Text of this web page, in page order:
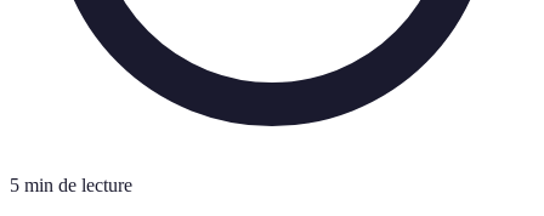
5 min de lecture